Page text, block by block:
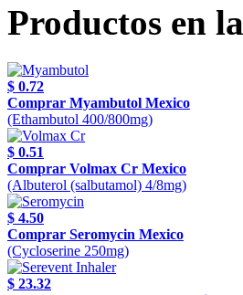
Productos en
$ 0.72
Comprar Myambutol Mexico
(Ethambutol 400/800mg)
$ 0.51
Comprar Volmax Cr Mexico
(Albuterol (salbutamol) 4/8mg)
$ 4.50
Comprar Seromycin Mexico
(Cycloserine 250mg)
$ 23.32